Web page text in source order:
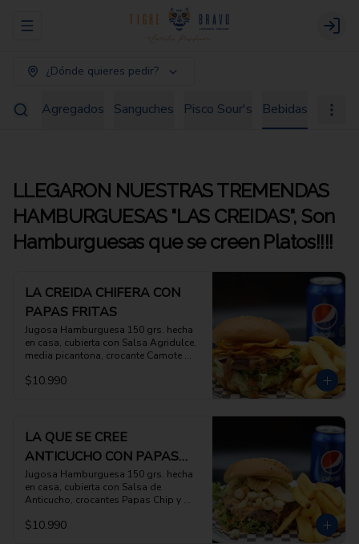
Abrir menu de navegación Login
¿Dónde quieres pedir?
Agregados Sanguches Pisco Sour's Bebidas
LLEGARON NUESTRAS TREMENDAS
HAMBURGUESAS "LAS CREIDAS", Son
Hamburguesas que se creen Platos!!!!
LA CREIDA CHIFERA CON
PAPAS FRITAS
Jugosa Hamburguesa 150 grs. hecha
en casa, cubierta con Salsa Agridulce,
media picantona, crocante Camote
con porcion de papas fritas
$10.990
LA QUE SE CREE
ANTICUCHO CON PAPAS
FRITAS
Jugosa Hamburguesa 150 grs. hecha
en casa, cubierta con Salsa de
Anticucho, crocantes Papas Chip y
$10.990